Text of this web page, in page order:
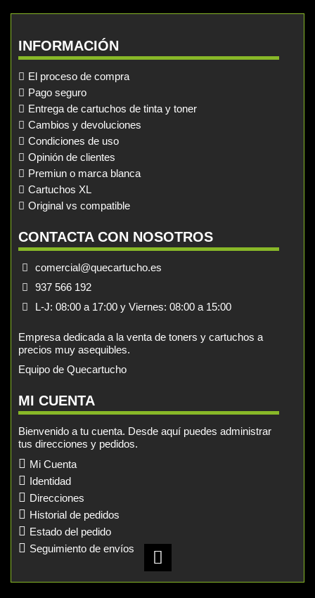
INFORMACIÓN
El proceso de compra
Pago seguro
Entrega de cartuchos de tinta y toner
Cambios y devoluciones
Condiciones de uso
Opinión de clientes
Premiun o marca blanca
Cartuchos XL
Original vs compatible
CONTACTA CON NOSOTROS
comercial@quecartucho.es
937 566 192
L-J: 08:00 a 17:00 y Viernes: 08:00 a 15:00
Empresa dedicada a la venta de toners y cartuchos a
precios muy asequibles.
Equipo de Quecartucho
MI CUENTA
Bienvenido a tu cuenta. Desde aquí puedes administrar
tus direcciones y pedidos.
Mi Cuenta
Identidad
Direcciones
Historial de pedidos
Estado del pedido
Seguimiento de envíos